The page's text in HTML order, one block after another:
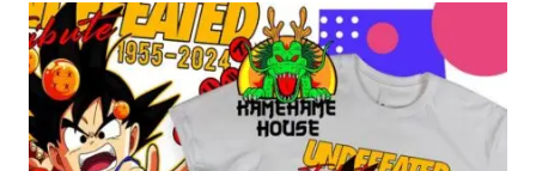
$160.00
through
$280.00